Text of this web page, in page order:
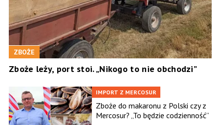
ZBOŻE
Zboże leży, port stoi. „Nikogo to nie obchodzi”
IMPORT Z MERCOSUR
Zboże do makaronu z Polski czy z
Mercosur? „To będzie codzienność”